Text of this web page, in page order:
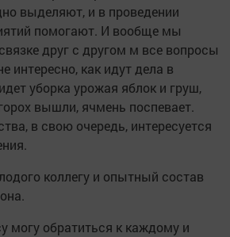
выделяют, и в проведении
помогают. И вообще мы
друг с другом м все вопросы
как идут дела в
уборка урожая яблок и груш,
вышли, ячмень поспевает.
в свою очередь, интересуется
коллегу и опытный состав
могу обратиться к каждому и